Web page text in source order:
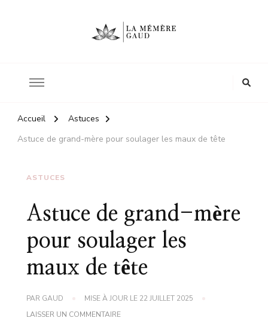
Accueil
Astuces
Astuce de grand-mère pour soulager les maux de tête
ASTUCES
Astuce de grand-mère
pour soulager les
maux de tête
PAR GAUD MISE À JOUR LE 22 JUILLET 2025
LAISSER UN COMMENTAIRESUR